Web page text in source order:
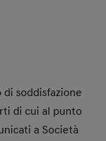
soddisfazione
di cui al punto
a Società